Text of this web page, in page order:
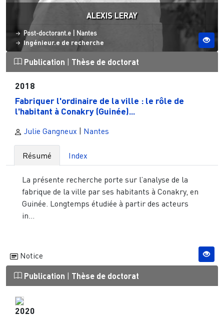
ALEXIS LERAY
Statut
Post-doctorant.e | Site ESO
Nantes
Ingénieur.e de recherche
Publication | Thèse de doctorat
2018
Fabriquer l'ordinaire de la ville : le rôle de
l'habitant à Conakry (Guinée)...
Julie Gangneux | Nantes
Résumé Index
La présente recherche porte sur l’analyse de la
fabrique de la ville par ses habitants à Conakry, en
Guinée. Longtemps étudiée à partir des acteurs
in...
Notice
Publication | Thèse de doctorat
2020